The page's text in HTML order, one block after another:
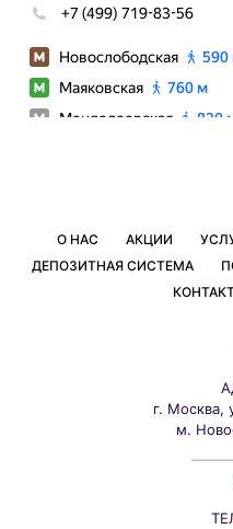
О НАС АКЦИИ
ДЕПОЗИТНАЯ СИСТЕМА
г. Москва,
м.